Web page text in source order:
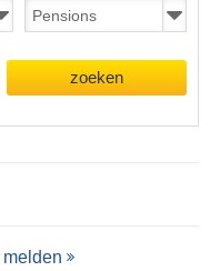
zoeken
melden